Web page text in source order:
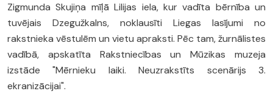
Zigmunda Skujiņa mīļā Lilijas iela, kur vadīta bērnība un
tuvējais Dzegužkalns, noklausīti Liegas lasījumi no
rakstnieka vēstulēm un vietu apraksti. Pēc tam, žurnālistes
vadībā, apskatīta Rakstniecības un Mūzikas muzeja
izstāde "Mērnieku laiki. Neuzrakstīts scenārijs 3.
ekranizācijai".